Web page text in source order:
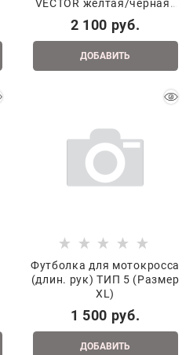
VECTOR желтая/черная/
оранжевая XL
2 100 руб.
ДОБАВИТЬ
Футболка для мотокросса
(длин. рук) ТИП 5 (Размер
XL)
1 500 руб.
ДОБАВИТЬ